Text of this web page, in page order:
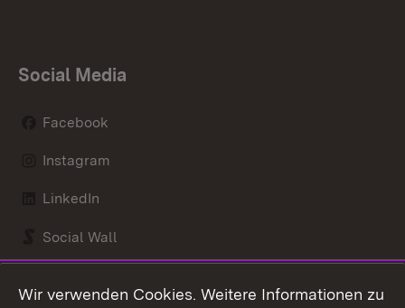
Social Media
Facebook
Instagram
LinkedIn
Social Wall
Wir verwenden Cookies. Weitere Informationen zu